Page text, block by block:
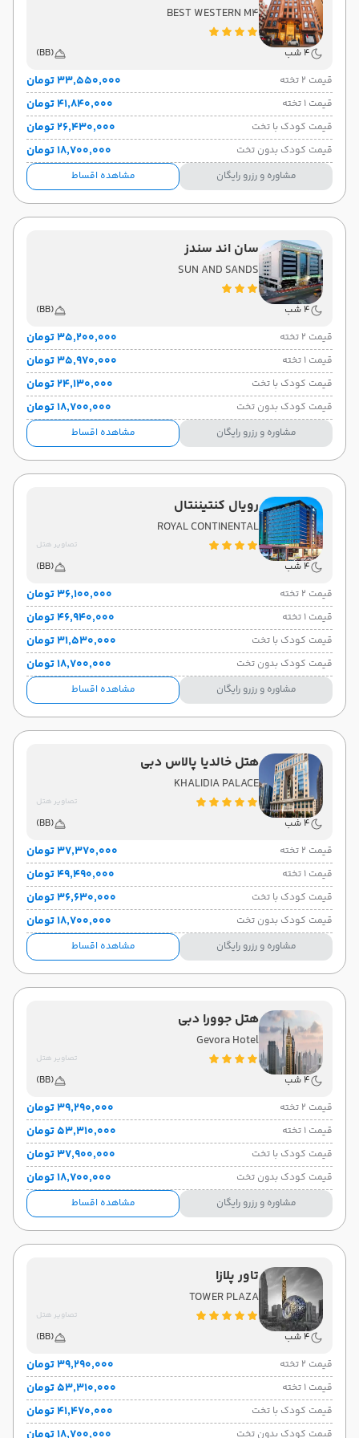
BEST WESTERN M4
4 شب
(BB)
قیمت 2 تخته
۳۳٬۵۵۰٬۰۰۰ تومان
قیمت 1 تخته ۴۱٬۸۴۰٬۰۰۰ تومان
قیمت کودک با تخت ۲۶٬۴۳۰٬۰۰۰ تومان
قیمت کودک بدون تخت ۱۸٬۷۰۰٬۰۰۰ تومان
مشاوره و رزرو رایگان مشاهده اقساط
سان اند سندز
SUN AND SANDS
4 شب
(BB)
قیمت 2 تخته
۳۵٬۲۰۰٬۰۰۰ تومان
قیمت 1 تخته ۳۵٬۹۷۰٬۰۰۰ تومان
قیمت کودک با تخت ۲۴٬۱۳۰٬۰۰۰ تومان
قیمت کودک بدون تخت ۱۸٬۷۰۰٬۰۰۰ تومان
مشاوره و رزرو رایگان مشاهده اقساط
رویال کنتیننتال
ROYAL CONTINENTAL
تصاویر هتل
4 شب
(BB)
قیمت 2 تخته
۳۶٬۱۰۰٬۰۰۰ تومان
قیمت 1 تخته ۴۶٬۹۴۰٬۰۰۰ تومان
قیمت کودک با تخت ۳۱٬۵۳۰٬۰۰۰ تومان
قیمت کودک بدون تخت ۱۸٬۷۰۰٬۰۰۰ تومان
مشاوره و رزرو رایگان مشاهده اقساط
هتل خالدیا پالاس دبی
KHALIDIA PALACE
تصاویر هتل
4 شب
(BB)
قیمت 2 تخته
۳۷٬۳۷۰٬۰۰۰ تومان
قیمت 1 تخته ۴۹٬۴۹۰٬۰۰۰ تومان
قیمت کودک با تخت ۳۶٬۶۳۰٬۰۰۰ تومان
قیمت کودک بدون تخت ۱۸٬۷۰۰٬۰۰۰ تومان
مشاوره و رزرو رایگان مشاهده اقساط
هتل جوورا دبی
Gevora Hotel
تصاویر هتل
4 شب
(BB)
قیمت 2 تخته
۳۹٬۲۹۰٬۰۰۰ تومان
قیمت 1 تخته ۵۳٬۳۱۰٬۰۰۰ تومان
قیمت کودک با تخت ۳۷٬۹۰۰٬۰۰۰ تومان
قیمت کودک بدون تخت ۱۸٬۷۰۰٬۰۰۰ تومان
مشاوره و رزرو رایگان مشاهده اقساط
تاور پلازا
TOWER PLAZA
تصاویر هتل
4 شب
(BB)
قیمت 2 تخته
۳۹٬۲۹۰٬۰۰۰ تومان
قیمت 1 تخته ۵۳٬۳۱۰٬۰۰۰ تومان
قیمت کودک با تخت ۴۱٬۴۷۰٬۰۰۰ تومان
قیمت کودک بدون تخت